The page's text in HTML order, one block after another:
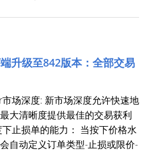
升级至842版本：全部交易
场深度: 新市场深度允许快速地
大清晰度提供最佳的交易获利
止损单的能力： 当按下价格水
自动定义订单类型-止损或限价-